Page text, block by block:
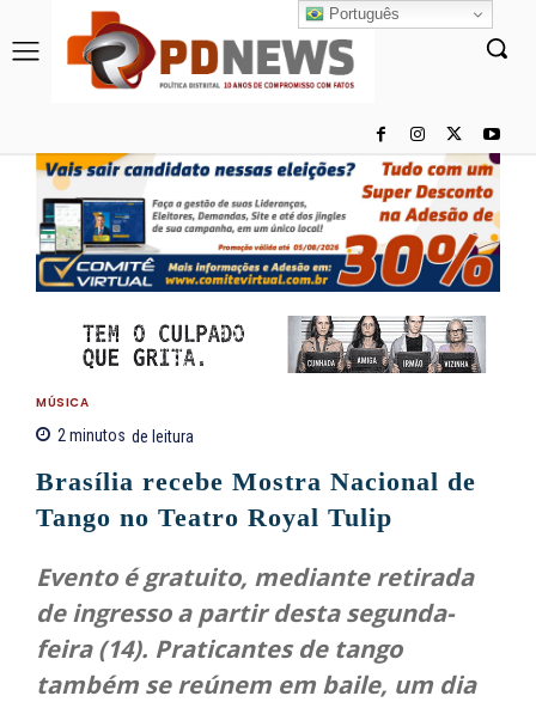
MÚSICA
2minutos de leitura
Brasília recebe Mostra Nacional de
Tango no Teatro Royal Tulip
Evento é gratuito, mediante retirada
de ingresso a partir desta segunda-
feira (14). Praticantes de tango
também se reúnem em baile, um dia
Português